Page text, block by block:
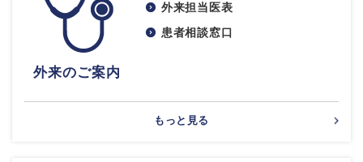
外来のご案内
外来担当医表
患者相談窓口
もっと見る